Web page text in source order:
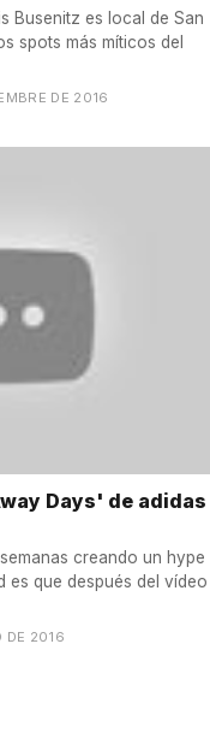
Busenitz es local de San
spots más míticos del
DE 2016
Days' de adidas
creando un hype
es que después del vídeo
DE 2016